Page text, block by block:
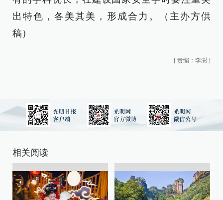
出特色，各美其美，形成合力。（主办方供
稿）
[ 责编：李澍 ]
相关阅读